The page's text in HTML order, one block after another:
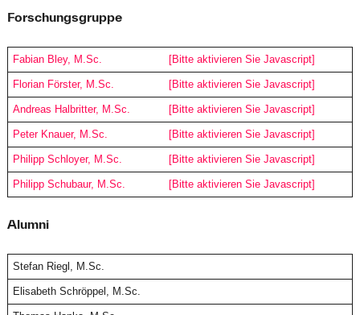
Forschungsgruppe
Fabian Bley, M.Sc. [Bitte aktivieren Sie Javascript]
Florian Förster, M.Sc. [Bitte aktivieren Sie Javascript]
Andreas Halbritter, M.Sc. [Bitte aktivieren Sie Javascript]
Peter Knauer, M.Sc. [Bitte aktivieren Sie Javascript]
Philipp Schloyer, M.Sc. [Bitte aktivieren Sie Javascript]
Philipp Schubaur, M.Sc. [Bitte aktivieren Sie Javascript]
Alumni
Stefan Riegl, M.Sc.
Elisabeth Schröppel, M.Sc.